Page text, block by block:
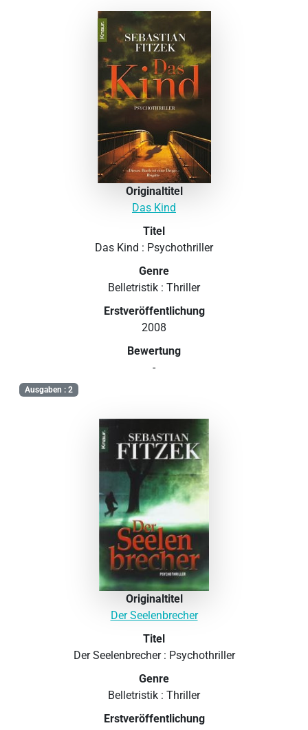
Originaltitel
Das Kind
Titel
Das Kind : Psychothriller
Genre
Belletristik : Thriller
Erstveröffentlichung
2008
Bewertung
-
Ausgaben : 2
Originaltitel
Der Seelenbrecher
Titel
Der Seelenbrecher : Psychothriller
Genre
Belletristik : Thriller
Erstveröffentlichung